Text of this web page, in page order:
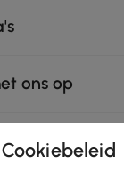
ons op
Cookiebeleid